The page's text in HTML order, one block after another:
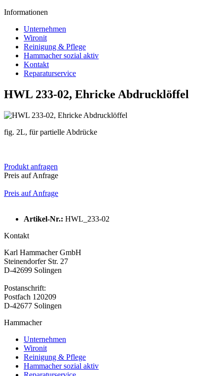
Informationen
Unternehmen
Wironit
Reinigung & Pflege
Hammacher sozial aktiv
Kontakt
Reparaturservice
HWL 233-02, Ehricke Abdrucklöffel
fig. 2L, für partielle Abdrücke
Produkt anfragen
Preis auf Anfrage
Preis auf Anfrage
Artikel-Nr.: HWL_233-02
Kontakt
Karl Hammacher GmbH
Steinendorfer Str. 27
D-42699 Solingen
Postanschrift:
Postfach 120209
D-42677 Solingen
Hammacher
Unternehmen
Wironit
Reinigung & Pflege
Hammacher sozial aktiv